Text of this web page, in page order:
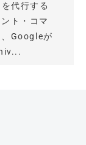
代行する
ント・コマ
Googleが